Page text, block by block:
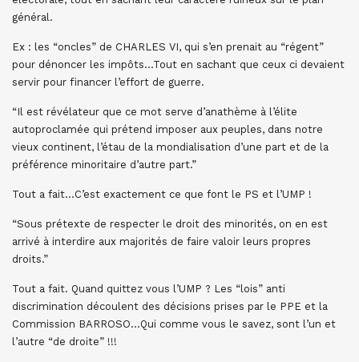
général.
Ex : les “oncles” de CHARLES VI, qui s’en prenait au “régent”
pour dénoncer les impôts…Tout en sachant que ceux ci devaient
servir pour financer l’effort de guerre.
“Il est révélateur que ce mot serve d’anathème à l’élite
autoproclamée qui prétend imposer aux peuples, dans notre
vieux continent, l’étau de la mondialisation d’une part et de la
préférence minoritaire d’autre part.”
Tout a fait…C’est exactement ce que font le PS et l’UMP !
“Sous prétexte de respecter le droit des minorités, on en est
arrivé à interdire aux majorités de faire valoir leurs propres
droits.”
Tout a fait. Quand quittez vous l’UMP ? Les “lois” anti
discrimination découlent des décisions prises par le PPE et la
Commission BARROSO…Qui comme vous le savez, sont l’un et
l’autre “de droite” !!!